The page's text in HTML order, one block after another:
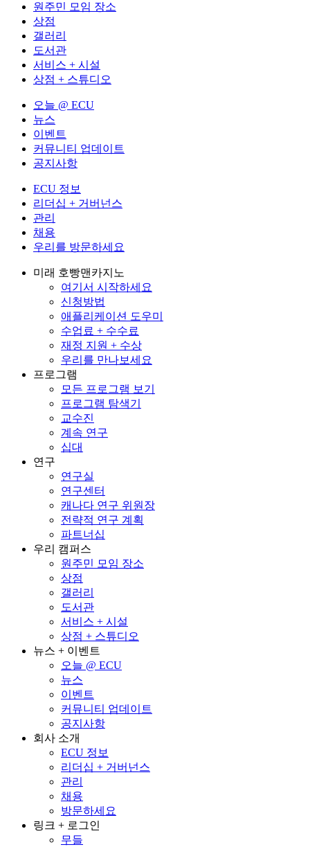
원주민 모임 장소
상점
갤러리
도서관
서비스 + 시설
상점 + 스튜디오
오늘 @ ECU
뉴스
이벤트
커뮤니티 업데이트
공지사항
ECU 정보
리더십 + 거버넌스
관리
채용
우리를 방문하세요
미래 호빵맨카지노
여기서 시작하세요
신청방법
애플리케이션 도우미
수업료 + 수수료
재정 지원 + 수상
우리를 만나보세요
프로그램
모든 프로그램 보기
프로그램 탐색기
교수진
계속 연구
십대
연구
연구실
연구센터
캐나다 연구 위원장
전략적 연구 계획
파트너십
우리 캠퍼스
원주민 모임 장소
상점
갤러리
도서관
서비스 + 시설
상점 + 스튜디오
뉴스 + 이벤트
오늘 @ ECU
뉴스
이벤트
커뮤니티 업데이트
공지사항
회사 소개
ECU 정보
리더십 + 거버넌스
관리
채용
방문하세요
링크 + 로그인
무들